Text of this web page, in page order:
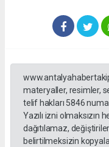
materyaller, resimler,
telif hakları 5846
Yazılı izni
dağıtılamaz,
belirtilmeksizin